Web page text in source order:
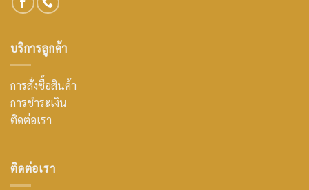
บริการลูกค้า
การสั่งซื้อสินค้า
การชำระเงิน
ติดต่อเรา
ติดต่อเรา